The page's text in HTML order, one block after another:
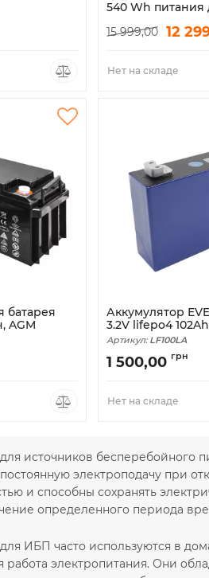
540 Wh питания
15 999,00 12
Нет на складе
батарея
AGM
Аккумулятор
3.2V lifepo4
Артикул: LF100LA
1 500,00 грн
Нет на складе
источников бесперебойного
электроподачу при
и способны сохранять
определенного периода
ИБП часто используются в
работа электропитания. Они